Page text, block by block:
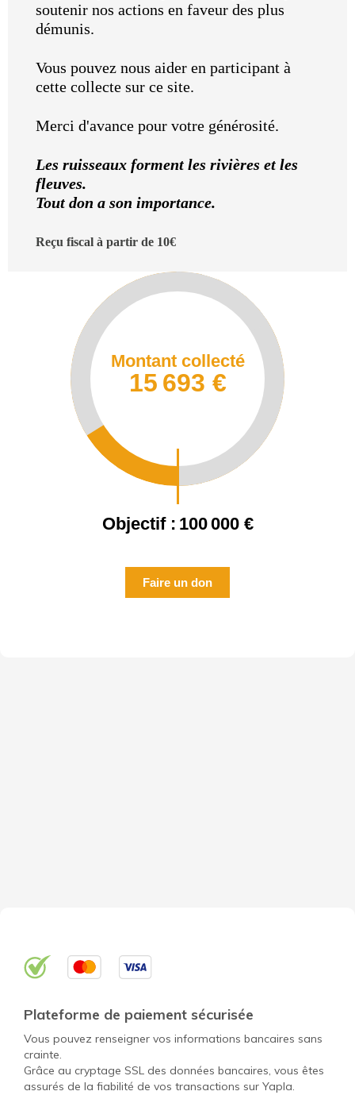
soutenir nos actions en faveur des plus
démunis.
Vous pouvez nous aider en participant à
cette collecte sur ce site.
Merci d'avance pour votre générosité.
Les ruisseaux forment les rivières et les
fleuves.
Tout don a son importance.
Reçu fiscal à partir de 10€
Montant collecté
15 693 €
Objectif : 100 000 €
Faire un don
Plateforme de paiement sécurisée
Vous pouvez renseigner vos informations bancaires sans
crainte.
Grâce au cryptage SSL des données bancaires, vous êtes
assurés de la fiabilité de vos transactions sur Yapla.